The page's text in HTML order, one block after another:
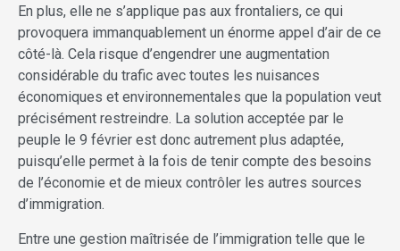
En plus, elle ne s’applique pas aux frontaliers, ce qui
provoquera immanquablement un énorme appel d’air de ce
côté-là. Cela risque d’engendrer une augmentation
considérable du trafic avec toutes les nuisances
économiques et environnementales que la population veut
précisément restreindre. La solution acceptée par le
peuple le 9 février est donc autrement plus adaptée,
puisqu’elle permet à la fois de tenir compte des besoins
de l’économie et de mieux contrôler les autres sources
d’immigration.
Entre une gestion maîtrisée de l’immigration telle que le